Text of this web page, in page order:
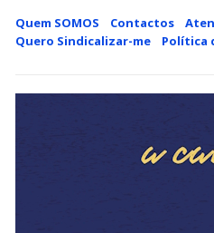
Skip
content
Quem SOMOS Contactos
Quero Sindicalizar-me
Política